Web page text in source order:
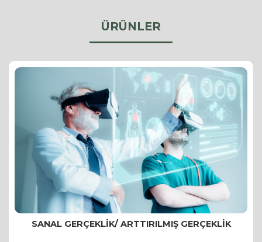
ÜRÜNLER
SANAL GERÇEKLIK/ ARTTIRILMIŞ GERÇEKLIK